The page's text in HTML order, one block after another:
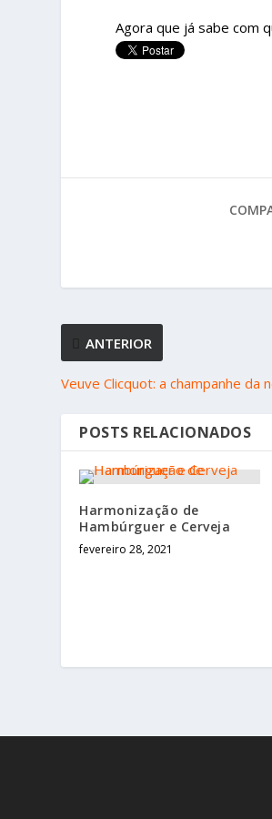
Agora que já sabe com
ANTERIOR
Veuve Clicquot: a champanhe da
POSTS RELACIONADOS
Harmonização de
Hambúrguer e Cerveja
fevereiro 28, 2021